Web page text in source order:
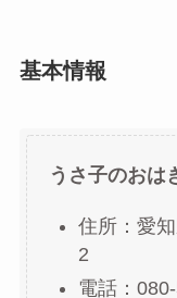
基本情報
うさ子のおは
住所：愛
2
電話：